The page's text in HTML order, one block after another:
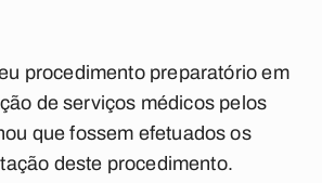
procedimento preparatório em
de serviços médicos pelos
que fossem efetuados os
deste procedimento.